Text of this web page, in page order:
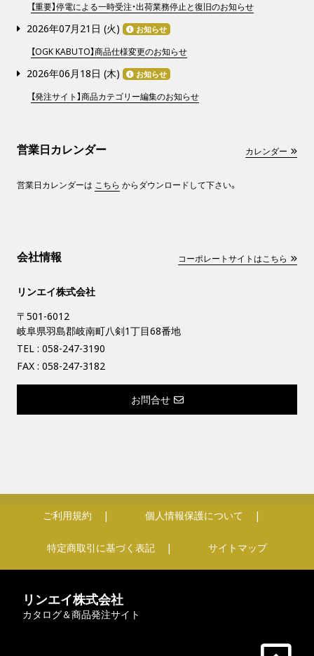
【重要】停電による一時受注・出荷業務停止と復旧のお知らせ
2026年07月21日 (火) お知らせ
【OGK KABUTO】商品仕様変更のお知らせ
2026年06月18日 (木) お知らせ
【発注サイト】商品カテゴリー編集のお知らせ
営業日カレンダー カレンダー
営業日カレンダーは こちら からダウンロードして下さい。
会社情報 コーポレートサイトはこちら
リンエイ株式会社
〒501-6012
岐阜県羽島郡岐南町八剣1丁目68番地
TEL : 058-247-3190
FAX : 058-247-3182
お問合せ
ご利用規約 個人情報保護について
特定商取引に基づく表記 サイトマップ
リンエイ株式会社
カタログ＆商品発注サイト